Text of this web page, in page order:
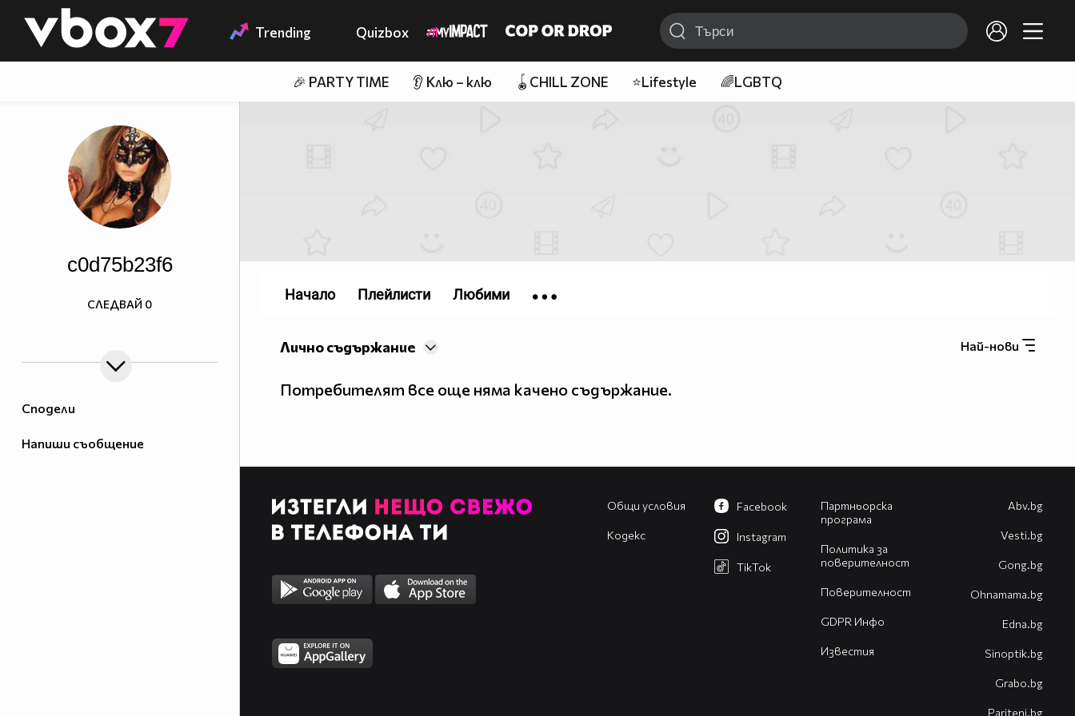
👾 Trending Quizbox
🎉 PARTY TIME 👂 Клю – клю 🪀CHILL ZONE ⭐Lifestyle 🌈LGBTQ
Сподели
Напиши съобщение
c0d75b23f6
СЛЕДВАЙ 0
Най-нови
Лично съдържание
Потребителят все още няма качено съдържание.
Начало Плейлисти Любими
Общи условия
Кодекс
Партньорска
програма
Политика за
поверителност
Поверителност
GDPR Инфо
Известия
Facebook
Instagram
TikTok
Abv.bg
Vesti.bg
Gong.bg
Оhnamama.bg
Edna.bg
Sinoptik.bg
Grabo.bg
Pariteni.bg